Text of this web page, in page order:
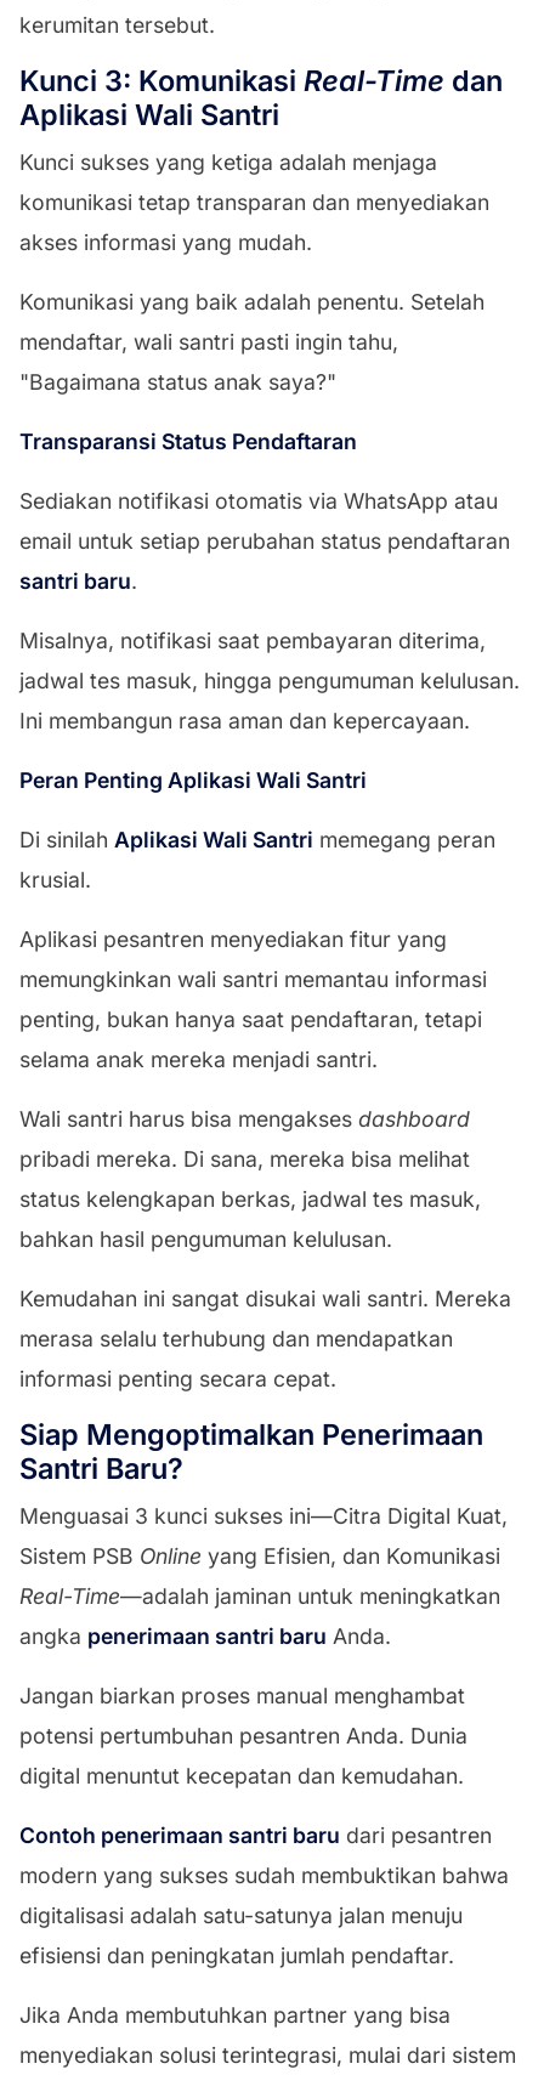
kerumitan tersebut.
Kunci 3: Komunikasi Real-Time dan
Aplikasi Wali Santri
Kunci sukses yang ketiga adalah menjaga
komunikasi tetap transparan dan menyediakan
akses informasi yang mudah.
Komunikasi yang baik adalah penentu. Setelah
mendaftar, wali santri pasti ingin tahu,
"Bagaimana status anak saya?"
Transparansi Status Pendaftaran
Sediakan notifikasi otomatis via WhatsApp atau
email untuk setiap perubahan status pendaftaran
santri baru.
Misalnya, notifikasi saat pembayaran diterima,
jadwal tes masuk, hingga pengumuman kelulusan.
Ini membangun rasa aman dan kepercayaan.
Peran Penting Aplikasi Wali Santri
Di sinilah Aplikasi Wali Santri memegang peran
krusial.
Aplikasi pesantren menyediakan fitur yang
memungkinkan wali santri memantau informasi
penting, bukan hanya saat pendaftaran, tetapi
selama anak mereka menjadi santri.
Wali santri harus bisa mengakses dashboard
pribadi mereka. Di sana, mereka bisa melihat
status kelengkapan berkas, jadwal tes masuk,
bahkan hasil pengumuman kelulusan.
Kemudahan ini sangat disukai wali santri. Mereka
merasa selalu terhubung dan mendapatkan
informasi penting secara cepat.
Siap Mengoptimalkan Penerimaan
Santri Baru?
Menguasai 3 kunci sukses ini—Citra Digital Kuat,
Sistem PSB Online yang Efisien, dan Komunikasi
Real-Time—adalah jaminan untuk meningkatkan
angka penerimaan santri baru Anda.
Jangan biarkan proses manual menghambat
potensi pertumbuhan pesantren Anda. Dunia
digital menuntut kecepatan dan kemudahan.
Contoh penerimaan santri baru dari pesantren
modern yang sukses sudah membuktikan bahwa
digitalisasi adalah satu-satunya jalan menuju
efisiensi dan peningkatan jumlah pendaftar.
Jika Anda membutuhkan partner yang bisa
menyediakan solusi terintegrasi, mulai dari sistem